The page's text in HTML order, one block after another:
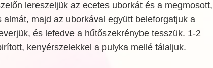
lereszeljük az ecetes uborkát és a megmosott,
almát, majd az uborkával együtt beleforgatjuk a
és lefedve a hűtőszekrénybe tesszük. 1-2
kenyérszelekkel a pulyka mellé tálaljuk.